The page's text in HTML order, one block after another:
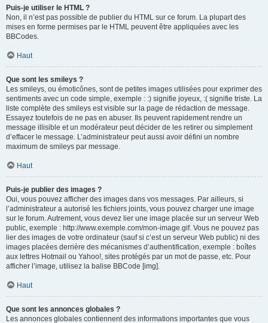
Puis-je utiliser le HTML ?
Non, il n’est pas possible de publier du HTML sur ce forum. La plupart des
mises en forme permises par le HTML peuvent être appliquées avec les
BBCodes.
Haut
Que sont les smileys ?
Les smileys, ou émoticônes, sont de petites images utilisées pour exprimer des
sentiments avec un code simple, exemple : :) signifie joyeux, :( signifie triste. La
liste complète des smileys est visible sur la page de rédaction de message.
Essayez toutefois de ne pas en abuser. Ils peuvent rapidement rendre un
message illisible et un modérateur peut décider de les retirer ou simplement
d’effacer le message. L’administrateur peut aussi avoir défini un nombre
maximum de smileys par message.
Haut
Puis-je publier des images ?
Oui, vous pouvez afficher des images dans vos messages. Par ailleurs, si
l’administrateur a autorisé les fichiers joints, vous pouvez charger une image
sur le forum. Autrement, vous devez lier une image placée sur un serveur Web
public, exemple : http://www.exemple.com/mon-image.gif. Vous ne pouvez pas
lier des images de votre ordinateur (sauf si c’est un serveur Web public) ni des
images placées derrière des mécanismes d’authentification, exemple : boîtes
aux lettres Hotmail ou Yahoo!, sites protégés par un mot de passe, etc. Pour
afficher l’image, utilisez la balise BBCode [img].
Haut
Que sont les annonces globales ?
Les annonces globales contiennent des informations importantes que vous